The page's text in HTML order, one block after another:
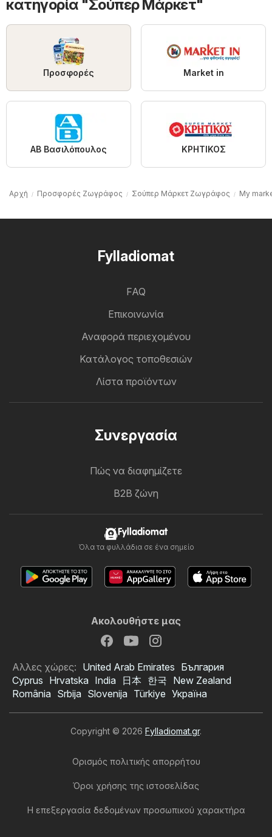
κατηγορία "Σούπερ Μάρκετ"
Προσφορές Market in
ΑΒ Βασιλόπουλος ΚΡΗΤΙΚΟΣ
Αρχή Προσφορές Ζωγράφος Σούπερ Μάρκετ Ζωγράφος My
Fylladiomat
FAQ
Επικοινωνία
Αναφορά περιεχομένου
Κατάλογος τοποθεσιών
Λίστα προϊόντων
Συνεργασία
Πώς να διαφημίζετε
B2B ζώνη
Fylladiomat
Όλα τα φυλλάδια σε ένα σημείο
Ακολουθήστε μας
Αλλες χώρες: United Arab Emirates България
Cyprus Hrvatska India 日本 한국 New Zealand
România Srbija Slovenija Türkiye Україна
Copyright © 2026 Fylladiomat.gr.
Ορισμός πολιτικής απορρήτου
Όροι χρήσης της ιστοσελίδας
Η επεξεργασία δεδομένων προσωπικού χαρακτήρα